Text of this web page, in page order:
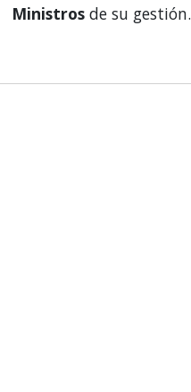
Ministrosde su gestión.